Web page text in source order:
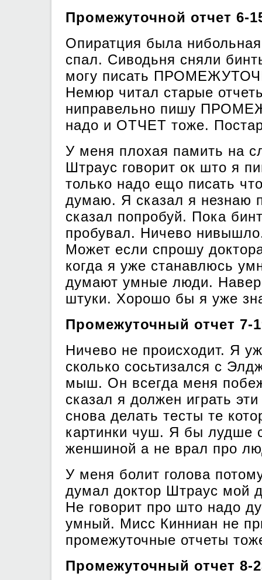
Промежуточной отчет 6-
Опиратция была
спал. Сиводьня сняли
могу писать
Немюр читал старые
ниправельно пишу
надо и ОТЧЕТ тоже.
У меня плохая памить на
Штраус говорит ок што я
только надо ещо писать
думаю. Я сказал я незнаю
сказал попробуй. Пока
пробувал. Ничево
Может если спрошу
когда я уже станавлюсь
думают умные люди.
штуки. Хорошо бы я уже
Промежуточный отчет 7-
Ничево не происходит. Я
сколько сосьтизался с
мыш. Он всегда меня
сказал я должен играть
снова делать тесты те
картинки чуш. Я бы лудше
женшиной а не врал про
У меня болит голова
думал доктор Штраус мой
Не говорит про што надо
умный. Мисс Кинниан не
промежуточные отчеты
Промежуточный отчет 8-